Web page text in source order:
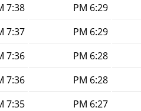
6:29 PM
7:38 PM
6:29 PM
7:37 PM
6:28 PM
7:36 PM
6:28 PM
7:36 PM
6:27 PM
7:35 PM